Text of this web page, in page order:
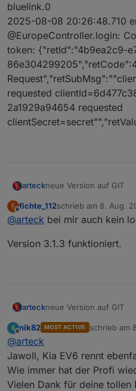
bluelink.0
2025-08-08 20:26:48.710
@EuropeController.login:
token: {"retId":"4b9ea2c9-
requested
2a1929a94654 requested
arteckneue Version auf GIT
haltmal ein Auge drauf
werden
F
Offline
fichte_112schrieb am 8. Aug.
zuletzt editiert von
@arteck bei mir auch kein
Version 3.1.3 funktioniert.
arteckneue Version auf GIT
haltmal ein Auge drauf
Offline
nik82 MOST ACTIVE schrieb am
zuletzt
@arteck
Jawoll, Kia EV6 rennt
Wie immer hat der Profi
Vielen Dank für deine tollen